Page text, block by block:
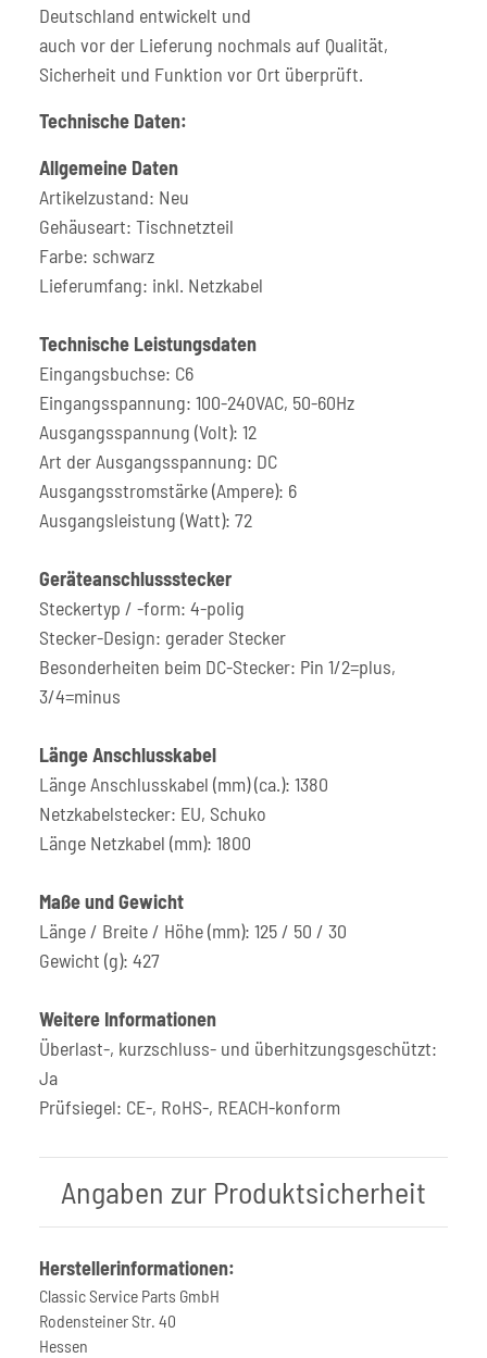
Deutschland entwickelt und
auch vor der Lieferung nochmals auf Qualität,
Sicherheit und Funktion vor Ort überprüft.
Technische Daten:
Allgemeine Daten
Artikelzustand: Neu
Gehäuseart: Tischnetzteil
Farbe: schwarz
Lieferumfang: inkl. Netzkabel
Technische Leistungsdaten
Eingangsbuchse: C6
Eingangsspannung: 100-240VAC, 50-60Hz
Ausgangsspannung (Volt): 12
Art der Ausgangsspannung: DC
Ausgangsstromstärke (Ampere): 6
Ausgangsleistung (Watt): 72
Geräteanschlussstecker
Steckertyp / -form: 4-polig
Stecker-Design: gerader Stecker
Besonderheiten beim DC-Stecker: Pin 1/2=plus,
3/4=minus
Länge Anschlusskabel
Länge Anschlusskabel (mm) (ca.): 1380
Netzkabelstecker: EU, Schuko
Länge Netzkabel (mm): 1800
Maße und Gewicht
Länge / Breite / Höhe (mm): 125 / 50 / 30
Gewicht (g): 427
Weitere Informationen
Überlast-, kurzschluss- und überhitzungsgeschützt:
Ja
Prüfsiegel: CE-, RoHS-, REACH-konform
Angaben zur Produktsicherheit
Herstellerinformationen:
Classic Service Parts GmbH
Rodensteiner Str. 40
Hessen